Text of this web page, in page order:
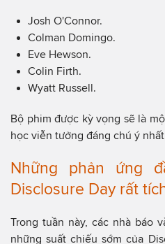
Josh O'Connor.
Colman Domingo.
Eve Hewson.
Colin Firth.
Wyatt Russell.
Bộ phim được kỳ vọng sẽ là
học viễn tưởng đáng chú ý
Những phản ứng
Disclosure Day rất
Trong tuần này, các nhà báo
những suất chiếu sớm của